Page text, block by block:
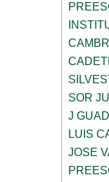
SOR
J
LUIS
JOSE